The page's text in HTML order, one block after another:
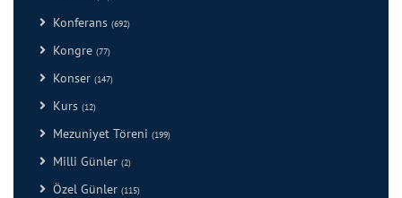
Konferans (692)
Kongre (77)
Konser (147)
Kurs (12)
Mezuniyet Töreni (199)
Milli Günler (2)
Özel Günler (115)